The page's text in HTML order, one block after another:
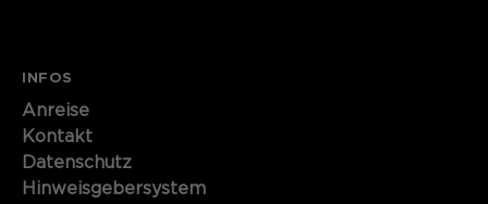
INFOS
Anreise
Kontakt
Datenschutz
Hinweisgebersystem